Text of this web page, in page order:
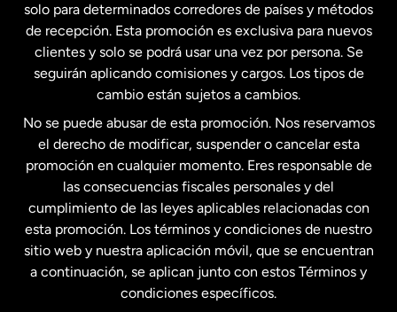
Estados Unidos English
Estados Unidos Español
Francia
Malasia
Nueva Zelanda
Países Bajos
solo para determinados corredores de países y métodos
de recepción. Esta promoción es exclusiva para nuevos
clientes y solo se podrá usar una vez por persona. Se
seguirán aplicando comisiones y cargos. Los tipos de
cambio están sujetos a cambios.
No se puede abusar de esta promoción. Nos reservamos
el derecho de modificar, suspender o cancelar esta
promoción en cualquier momento. Eres responsable de
las consecuencias fiscales personales y del
cumplimiento de las leyes aplicables relacionadas con
esta promoción. Los términos y condiciones de nuestro
sitio web y nuestra aplicación móvil, que se encuentran
a continuación, se aplican junto con estos Términos y
condiciones específicos.